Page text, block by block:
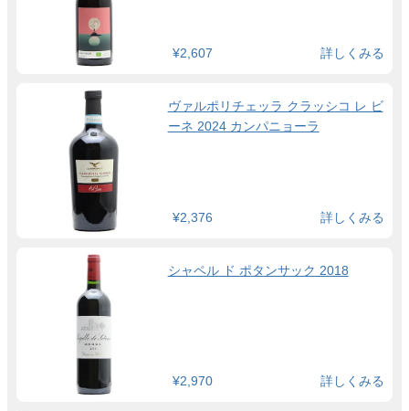
¥2,607 詳しくみる
ヴァルポリチェッラ クラッシコ レ ビ
ーネ 2024 カンパニョーラ
¥2,376 詳しくみる
シャペル ド ポタンサック 2018
¥2,970 詳しくみる